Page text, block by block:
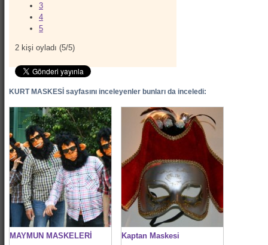
3
4
5
2 kişi oyladı (5/5)
KURT MASKESİ sayfasını inceleyenler bunları da inceledi:
MAYMUN MASKELERİ Kaptan Maskesi